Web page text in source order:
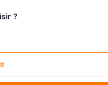
?
le-Roi, dans le